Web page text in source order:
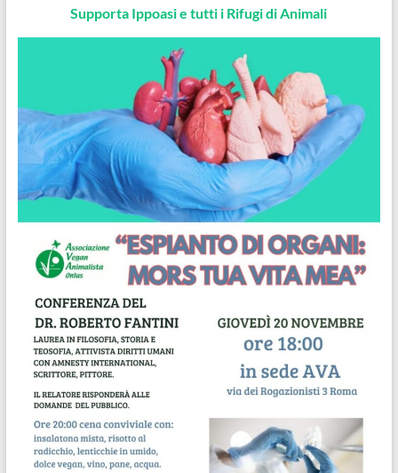
Supporta Ippoasi e tutti i Rifugi di Animali